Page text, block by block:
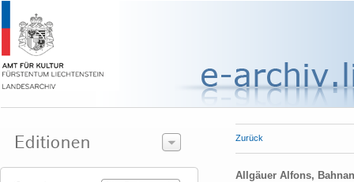
Zurück
Allgäuer Alfons,